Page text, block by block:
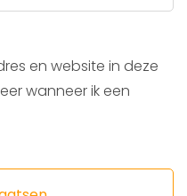
en website in deze
wanneer ik een